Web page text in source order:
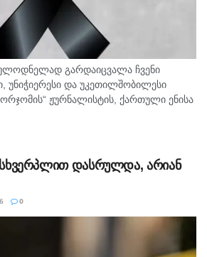
გარდაიცვალა ჩვენი
უნიჭიერესი და უკეთილშობილესი
ჟურნალისტის, ქართული ენისა
მონიკა ჭანტურია. "მეგა ტვ"
მონიკა ჭანტურიას
დასრულდა, არიან
0